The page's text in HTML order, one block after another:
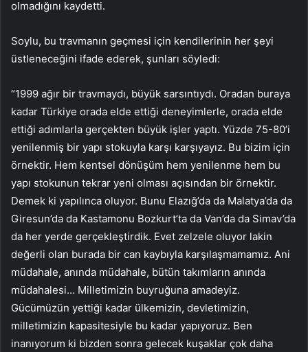
olmadığını kaydetti.
Soylu, bu travmanın geçmesi için kendilerinin her şeyi
üstleneceğini ifade ederek, şunları söyledi:
“1999 ağır bir travmaydı, büyük sarsıntıydı. Oradan buraya
kadar Türkiye orada elde ettiği deneyimlerle, orada elde
ettiği adımlarla gerçekten büyük işler yaptı. Yüzde 75-80’i
yenilenmiş bir yapı stokuyla karşı karşıyayız. Bu bizim için
örnektir. Hem kentsel dönüşüm hem yenilenme hem bu
yapı stokunun tekrar yeni olması açısından bir örnektir.
Demek ki yapılınca oluyor. Bunu Elazığ’da da Malatya’da da
Giresun’da da Kastamonu Bozkurt’ta da Van’da da Simav’da
da her yerde gerçekleştirdik. Evet zelzele oluyor lakin
değerli olan burada bir can kaybıyla karşılaşmamamız. Ani
müdahale, anında müdahale, bütün takımların anında
müdahalesi… Milletimizin buyruğuna amadeyiz.
Gücümüzün yettiği kadar ülkemizin, devletimizin,
milletimizin kapasitesiyle bu kadar yapıyoruz. Ben
inanıyorum ki bizden sonra gelecek kuşaklar çok daha